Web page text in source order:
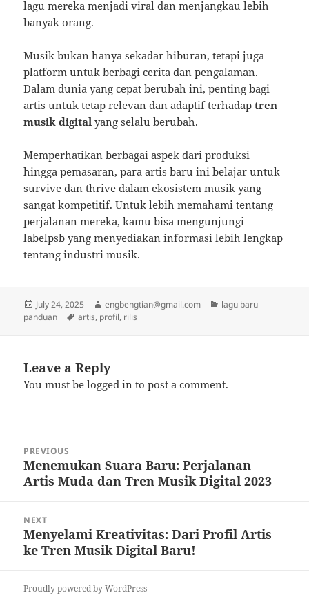
lagu mereka menjadi viral dan menjangkau lebih
banyak orang.
Musik bukan hanya sekadar hiburan, tetapi juga
platform untuk berbagi cerita dan pengalaman.
Dalam dunia yang cepat berubah ini, penting bagi
artis untuk tetap relevan dan adaptif terhadaptren
musik digital yang selalu berubah.
Memperhatikan berbagai aspek dari produksi
hingga pemasaran, para artis baru ini belajar untuk
survive dan thrive dalam ekosistem musik yang
sangat kompetitif. Untuk lebih memahami tentang
perjalanan mereka, kamu bisa mengunjungi
labelpsb yang menyediakan informasi lebih lengkap
tentang industri musik.
Posted
on
July 24, 2025 Author
engbengtian@gmail.com Categories
lagu baru
panduan
Tags
artis, profil, rilis
Leave a Reply
You must belogged in to post a comment.
navigation
PREVIOUS
Previous
post:
Menemukan Suara Baru: Perjalanan
Artis Muda dan Tren Musik Digital 2023
NEXT
Next
post:
Menyelami Kreativitas: Dari Profil Artis
ke Tren Musik Digital Baru!
Proudly powered by WordPress